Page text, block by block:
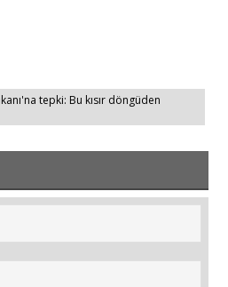
tepki: Bu kısır döngüden